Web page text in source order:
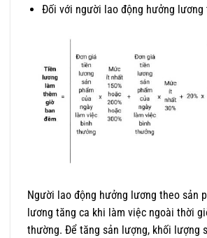
Đối với người lao động hưởng lương
Người lao động hưởng lương theo sản
lương tăng ca khi làm việc ngoài thời
thường. Để tăng sản lượng, khối lượng